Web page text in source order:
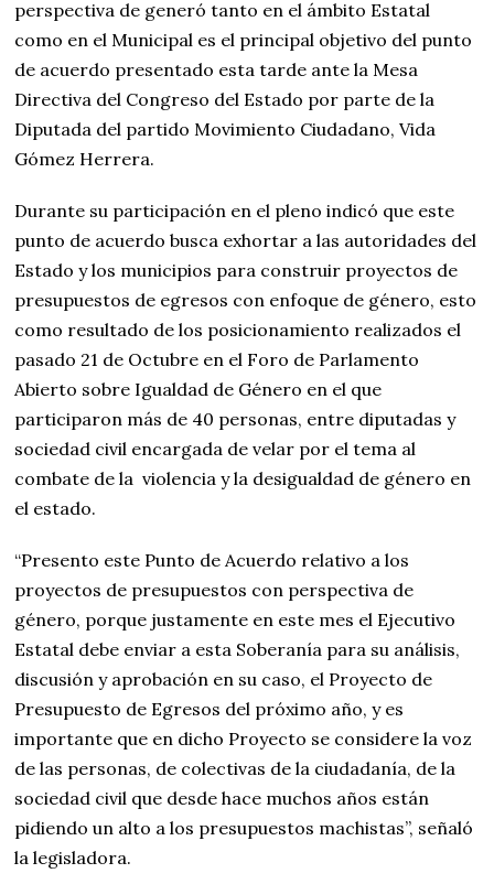
perspectiva de generó tanto en el ámbito Estatal
como en el Municipal es el principal objetivo del punto
de acuerdo presentado esta tarde ante la Mesa
Directiva del Congreso del Estado por parte de la
Diputada del partido Movimiento Ciudadano, Vida
Gómez Herrera.
Durante su participación en el pleno indicó que este
punto de acuerdo busca exhortar a las autoridades del
Estado y los municipios para construir proyectos de
presupuestos de egresos con enfoque de género, esto
como resultado de los posicionamiento realizados el
pasado 21 de Octubre en el Foro de Parlamento
Abierto sobre Igualdad de Género en el que
participaron más de 40 personas, entre diputadas y
sociedad civil encargada de velar por el tema al
combate de la violencia y la desigualdad de género en
el estado.
“Presento este Punto de Acuerdo relativo a los
proyectos de presupuestos con perspectiva de
género, porque justamente en este mes el Ejecutivo
Estatal debe enviar a esta Soberanía para su análisis,
discusión y aprobación en su caso, el Proyecto de
Presupuesto de Egresos del próximo año, y es
importante que en dicho Proyecto se considere la voz
de las personas, de colectivas de la ciudadanía, de la
sociedad civil que desde hace muchos años están
pidiendo un alto a los presupuestos machistas”, señaló
la legisladora.